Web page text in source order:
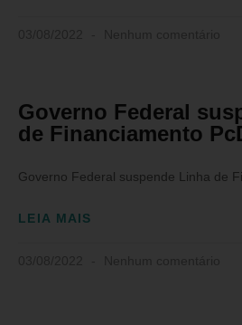
Governo Federal
de Financiamento
Governo Federal suspende Linha de
LEIA MAIS